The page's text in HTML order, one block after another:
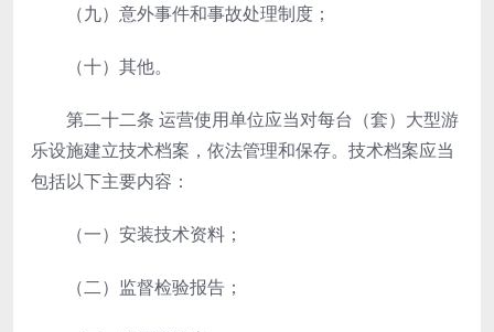
（九）意外事件和事故处理制度；
（十）其他。
第二十二条 运营使用单位应当对每台（套）大型游
乐设施建立技术档案，依法管理和保存。技术档案应当
包括以下主要内容：
（一）安装技术资料；
（二）监督检验报告；